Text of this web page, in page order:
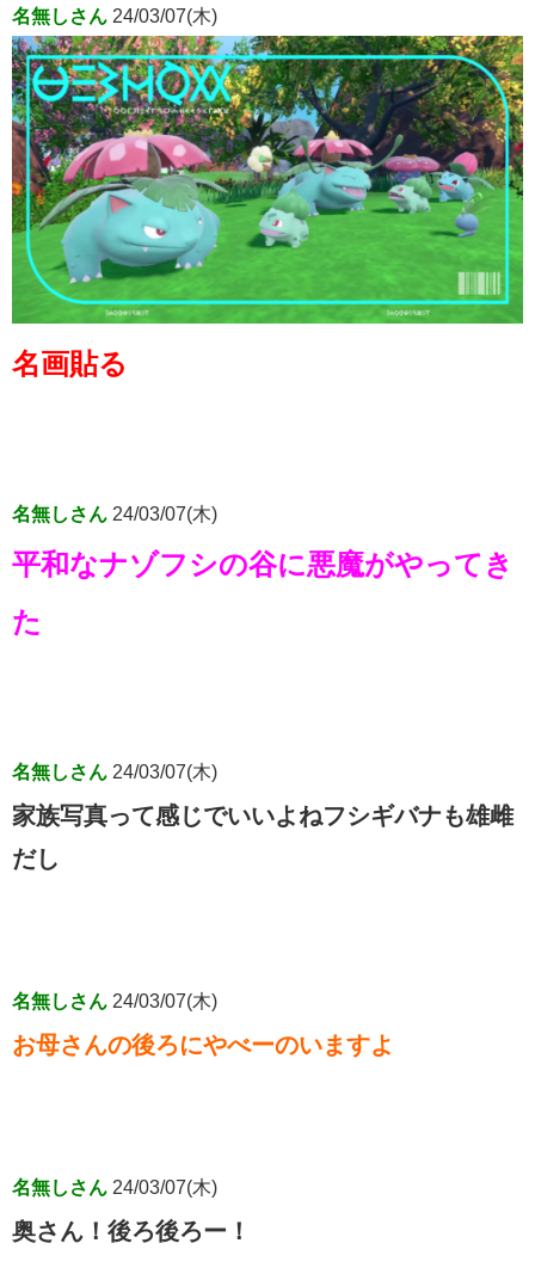
名無しさん 24/03/07(木)
名画貼る
名無しさん 24/03/07(木)
平和なナゾフシの谷に悪魔がやってき
た
名無しさん 24/03/07(木)
家族写真って感じでいいよねフシギバナも雄雌
だし
名無しさん 24/03/07(木)
お母さんの後ろにやべーのいますよ
名無しさん 24/03/07(木)
奥さん！後ろ後ろー！